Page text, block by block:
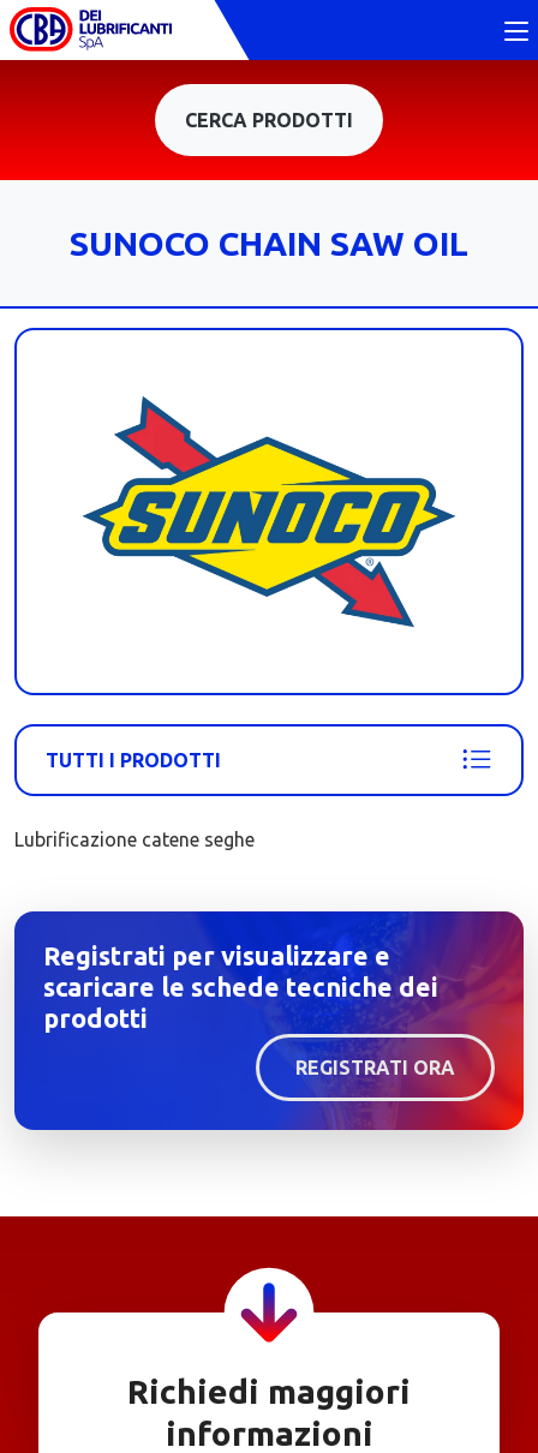
CERCA PRODOTTI
SUNOCO CHAIN SAW OIL
TUTTI I PRODOTTI
Lubrificazione catene seghe
Registrati per visualizzare e
scaricare le schede tecniche dei
prodotti
REGISTRATI ORA
Richiedi maggiori
informazioni